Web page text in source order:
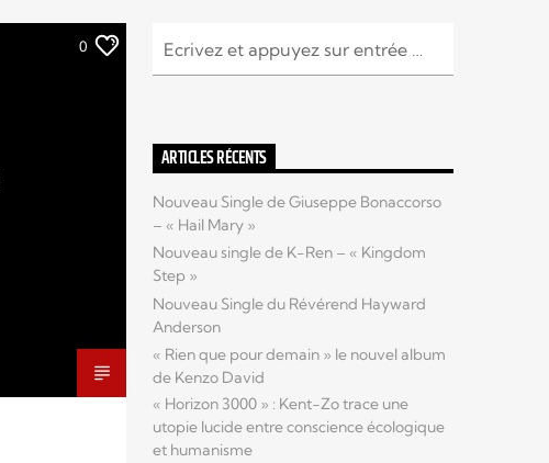
0
ARTICLES RÉCENTS
Nouveau Single de Giuseppe Bonaccorso
– « Hail Mary »
Nouveau single de K-Ren – « Kingdom
Step »
Nouveau Single du Révérend Hayward
Anderson
« Rien que pour demain » le nouvel album
de Kenzo David
« Horizon 3000 » : Kent-Zo trace une
utopie lucide entre conscience écologique
et humanisme